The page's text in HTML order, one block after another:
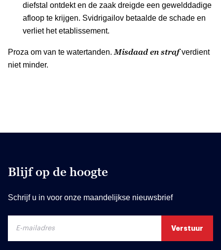
diefstal ontdekt en de zaak dreigde een gewelddadige
afloop te krijgen. Svidrigailov betaalde de schade en
verliet het etablissement.
Proza om van te watertanden. Misdaad en strafverdient
niet minder.
Blijf op de hoogte
Schrijf u in voor onze maandelijkse nieuwsbrief